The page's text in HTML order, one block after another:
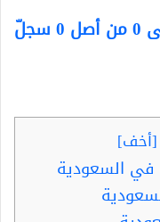
[أخف]
في السعودية